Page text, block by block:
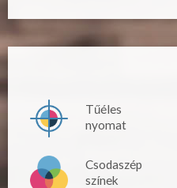
Tűéles
nyomat
Csodaszép
színek